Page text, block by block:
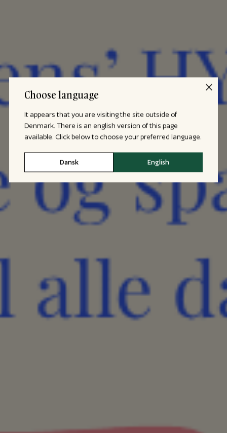
Choose language
It appears that you are visiting the site outside of
Denmark. There is an english version of this page
available. Click below to choose your preferred language.
Dansk English